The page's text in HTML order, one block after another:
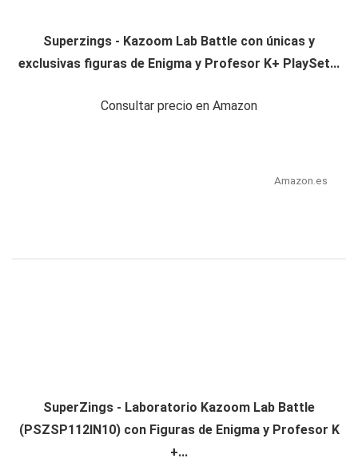
Superzings - Kazoom Lab Battle con únicas y
exclusivas figuras de Enigma y Profesor K+ PlaySet...
Consultar precio en Amazon
Amazon.es
SuperZings - Laboratorio Kazoom Lab Battle
(PSZSP112IN10) con Figuras de Enigma y Profesor K
+...